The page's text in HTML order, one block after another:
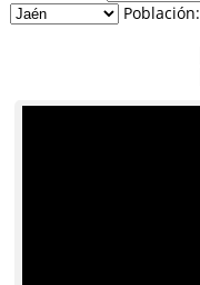
Población: